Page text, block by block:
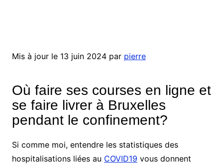
Mis à jour le 13 juin 2024 par pierre
Où faire ses courses en ligne et
se faire livrer à Bruxelles
pendant le confinement?
Si comme moi, entendre les statistiques des
hospitalisations liées au COVID19 vous donnent